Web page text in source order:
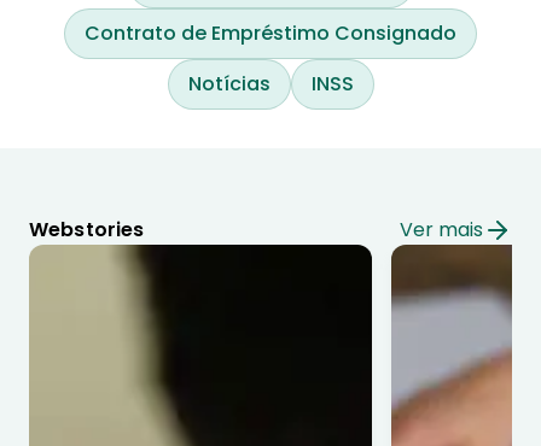
Contrato de Empréstimo Consignado
Notícias
INSS
Webstories Ver mais